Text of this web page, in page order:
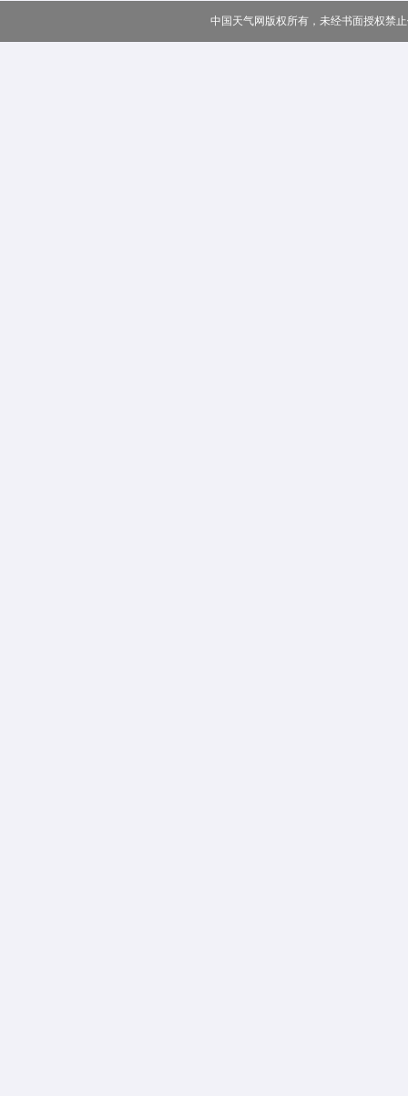
中国天气网版权所有，未经书面授权